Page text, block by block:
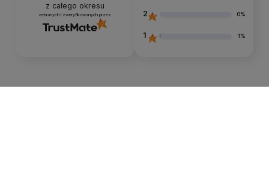
z całego okresu
zebranych i zweryfikowanych przez 2 0%
1 1%